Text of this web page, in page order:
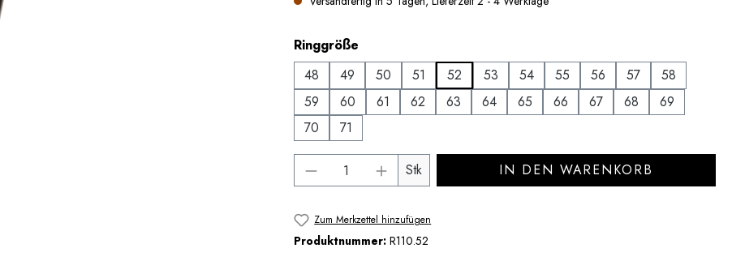
Ringgröße
48
49 50 51 52 53 54 55 56 57
58
59
60 61 62 63 64 65 66 67 68
69
70
71
Produkt Anzahl: Gib den gewünschten Wert ein
Stk IN DEN WARENKORB
Zum Merkzettel hinzufügen
Produktnummer: R110.52